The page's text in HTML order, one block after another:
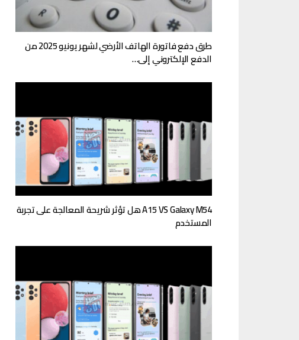
طرق دفع فاتورة الهاتف الأرضي لشهر يونيو 2025 من
الدفع الإلكتروني إلى…
A15 VS Galaxy M54 هل تؤثر شريحة المعالجة على تجربة
المستخدم